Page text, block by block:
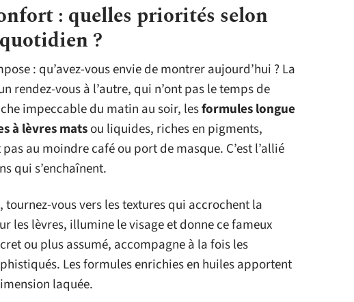
: quelles priorités selon
?
: qu’avez-vous envie de montrer aujourd’hui ? La
rendez-vous à l’autre, qui n’ont pas le temps de
impeccable du matin au soir, lesformules longue
à lèvres matsou liquides, riches en pigments,
au moindre café ou port de masque. C’est l’allié
qui s’enchaînent.
vous vers les textures qui accrochent la
les lèvres, illumine le visage et donne ce fameux
ou plus assumé, accompagne à la fois les
Les formules enrichies en huiles apportent
laquée.